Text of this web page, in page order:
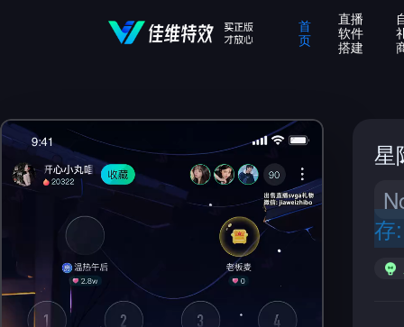
首
页
直播
软件
搭建
星